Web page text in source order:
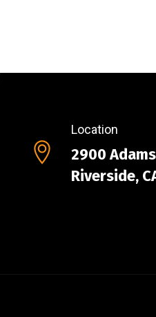
Location
2900
Riverside,